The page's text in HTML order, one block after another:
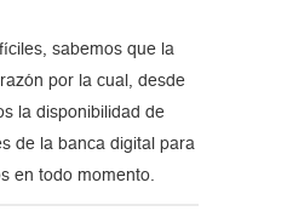
sabemos que la
por la cual, desde
la disponibilidad de
de la banca digital para
en todo momento.